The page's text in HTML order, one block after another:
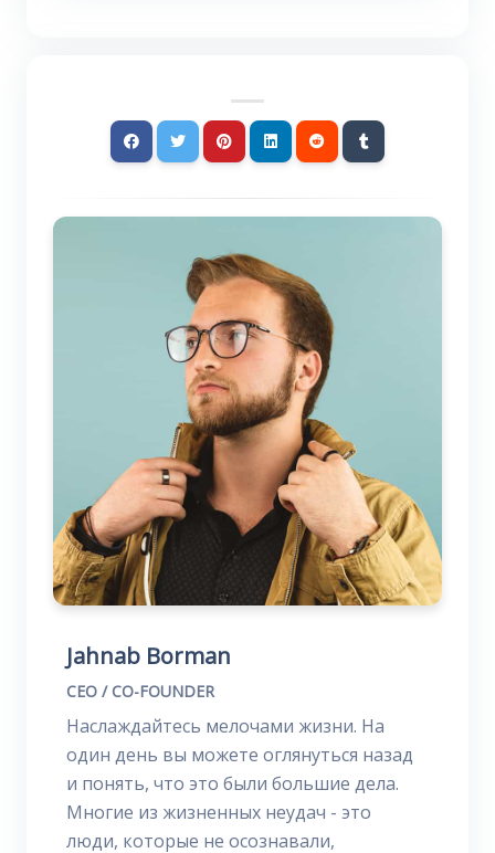
Jahnab Borman
CEO / CO-FOUNDER
Наслаждайтесь мелочами жизни. На
один день вы можете оглянуться назад
и понять, что это были большие дела.
Многие из жизненных неудач - это
люди, которые не осознавали,